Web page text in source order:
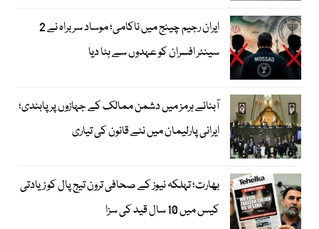
ایران رجیم چینج میں ناکامی؛ موساد سربراہ نے 2
سینئر افسران کو عہدوں سے ہٹا دیا
آبنائے ہرمز میں دشمن ممالک کے جہازوں پر پابندی؛
ایرانی پارلیمان میں نئے قانون کی تیاری
بھارت؛ تہلکہ نیوز کے صحافی ترون تیج پال کو زیادتی
کیس میں 10 سال قید کی سزا